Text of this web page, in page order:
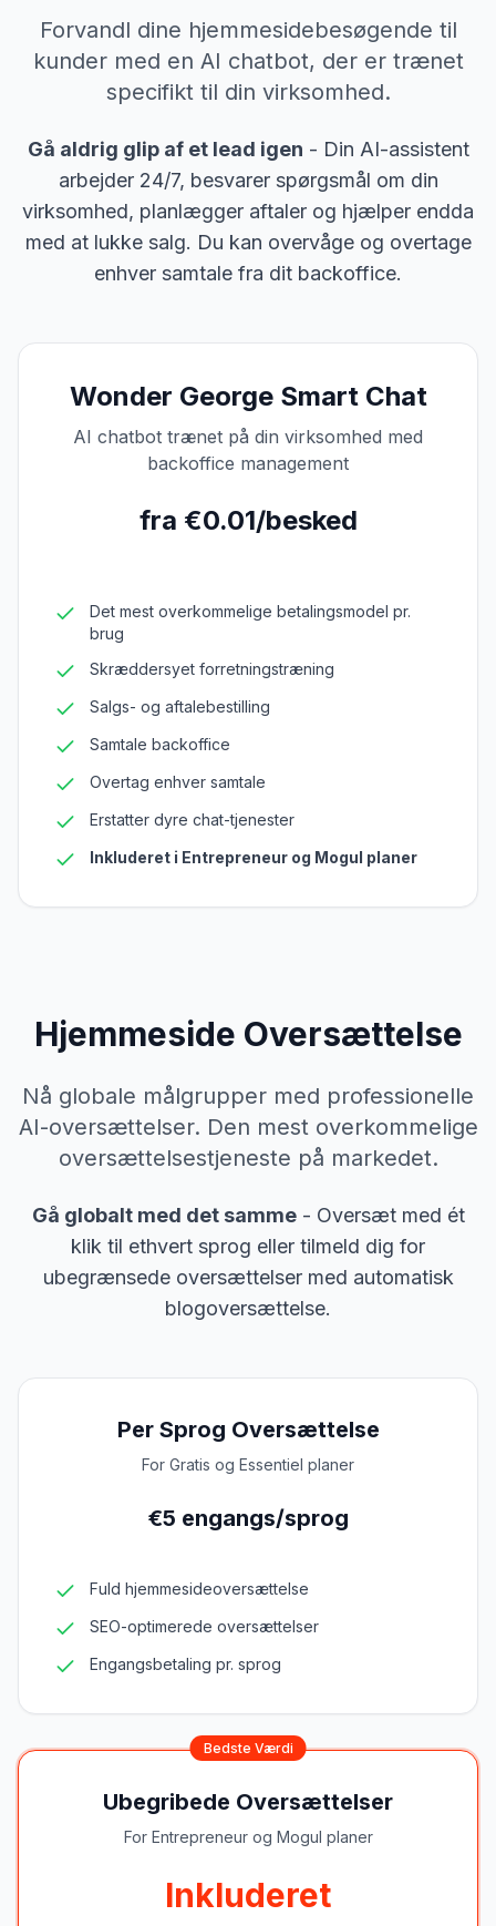
Forvandl dine hjemmesidebesøgende til
kunder med en AI chatbot, der er trænet
specifikt til din virksomhed.
Gå aldrig glip af et lead igen - Din AI-assistent
arbejder 24/7, besvarer spørgsmål om din
virksomhed, planlægger aftaler og hjælper endda
med at lukke salg. Du kan overvåge og overtage
enhver samtale fra dit backoffice.
Wonder George Smart Chat
AI chatbot trænet på din virksomhed med
backoffice management
fra €0.01/besked
Det mest overkommelige betalingsmodel pr.
brug
Skræddersyet forretningstræning
Salgs- og aftalebestilling
Samtale backoffice
Overtag enhver samtale
Erstatter dyre chat-tjenester
Inkluderet i Entrepreneur og Mogul planer
Hjemmeside Oversættelse
Nå globale målgrupper med professionelle
AI-oversættelser. Den mest overkommelige
oversættelsestjeneste på markedet.
Gå globalt med det samme- Oversæt med ét
klik til ethvert sprog eller tilmeld dig for
ubegrænsede oversættelser med automatisk
blogoversættelse.
Per Sprog Oversættelse
For Gratis og Essentiel planer
€5 engangs/sprog
Fuld hjemmesideoversættelse
SEO-optimerede oversættelser
Engangsbetaling pr. sprog
Bedste Værdi
Ubegribede Oversættelser
For Entrepreneur og Mogul planer
Inkluderet